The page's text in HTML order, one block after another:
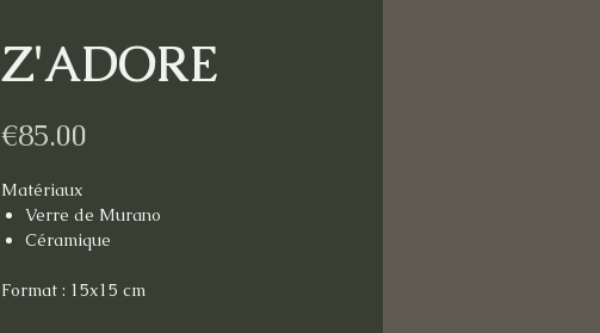
Z'ADORE
€85.00
Matériaux
Verre de Murano
Céramique
Format : 15x15 cm